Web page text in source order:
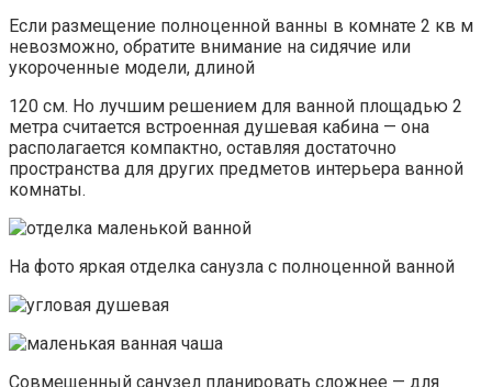
Если размещение полноценной ванны в комнате 2 кв м
невозможно, обратите внимание на сидячие или
укороченные модели, длиной
120 см. Но лучшим решением для ванной площадью 2
метра считается встроенная душевая кабина — она
располагается компактно, оставляя достаточно
пространства для других предметов интерьера ванной
комнаты.
На фото яркая отделка санузла с полноценной ванной
Совмещенный санузел планировать сложнее — для